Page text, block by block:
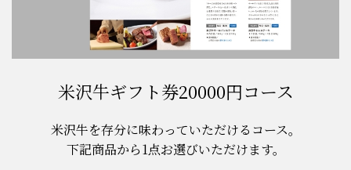
米沢牛ギフト券20000円コース
米沢牛を存分に味わっていただけるコース。
下記商品から1点お選びいただけます。